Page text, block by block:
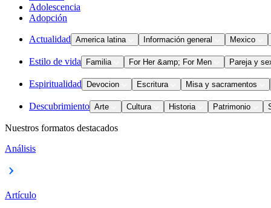
Adolescencia
Adopción
Actualidad America latina Información general Mexico
Estilo de vida Familia For Her &amp; For Men Pareja y
Espiritualidad Devocion Escritura Misa y sacramentos
Descubrimiento Arte Cultura Historia Patrimonio
Nuestros formatos destacados
Análisis
Artículo